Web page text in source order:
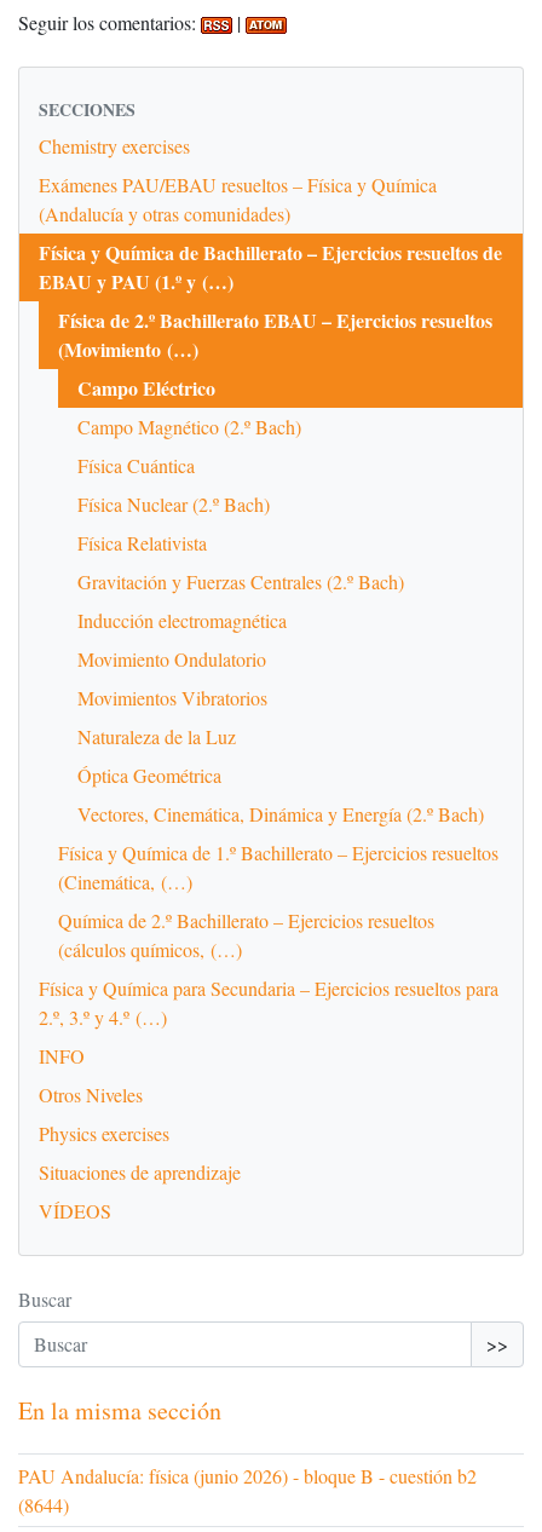
Seguir los comentarios: |
SECCIONES
Chemistry exercises
Exámenes PAU/EBAU resueltos – Física y Química
(Andalucía y otras comunidades)
Física y Química de Bachillerato – Ejercicios resueltos de
EBAU y PAU (1.º y (…)
Física de 2.º Bachillerato EBAU – Ejercicios resueltos
(Movimiento (…)
Campo Eléctrico
Campo Magnético (2.º Bach)
Física Cuántica
Física Nuclear (2.º Bach)
Física Relativista
Gravitación y Fuerzas Centrales (2.º Bach)
Inducción electromagnética
Movimiento Ondulatorio
Movimientos Vibratorios
Naturaleza de la Luz
Óptica Geométrica
Vectores, Cinemática, Dinámica y Energía (2.º Bach)
Física y Química de 1.º Bachillerato – Ejercicios resueltos
(Cinemática, (…)
Química de 2.º Bachillerato – Ejercicios resueltos
(cálculos químicos, (…)
Física y Química para Secundaria – Ejercicios resueltos para
2.º, 3.º y 4.º (…)
INFO
Otros Niveles
Physics exercises
Situaciones de aprendizaje
VÍDEOS
Buscar
>>
En la misma sección
PAU Andalucía: física (junio 2026) - bloque B - cuestión b2
(8644)